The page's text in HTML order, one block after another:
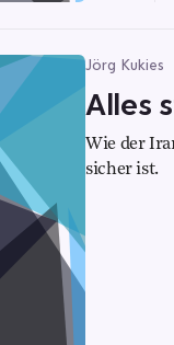
Jörg Kukies
Alles
Wie der
sicher ist.